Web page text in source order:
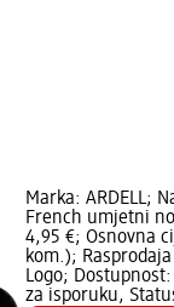
Marka: ARDELL;
French umjetni
4,95 €; Osnovna
kom.);
Logo;
za isporuku,